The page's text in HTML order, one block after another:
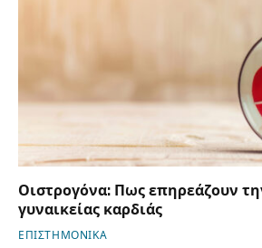
Οιστρογόνα: Πως επηρεάζουν
γυναικείας καρδιάς
ΕΠΙΣΤΗΜΟΝΙΚΑ